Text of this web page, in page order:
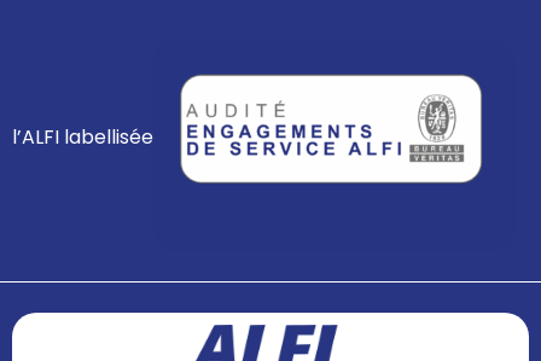
l’ALFI labellisée